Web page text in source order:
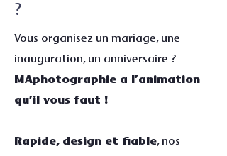
?
Vous organisez un mariage, une
inauguration, un anniversaire ?
MAphotographie a l’animation
qu’il vous faut !
Rapide, design et fiable, nos